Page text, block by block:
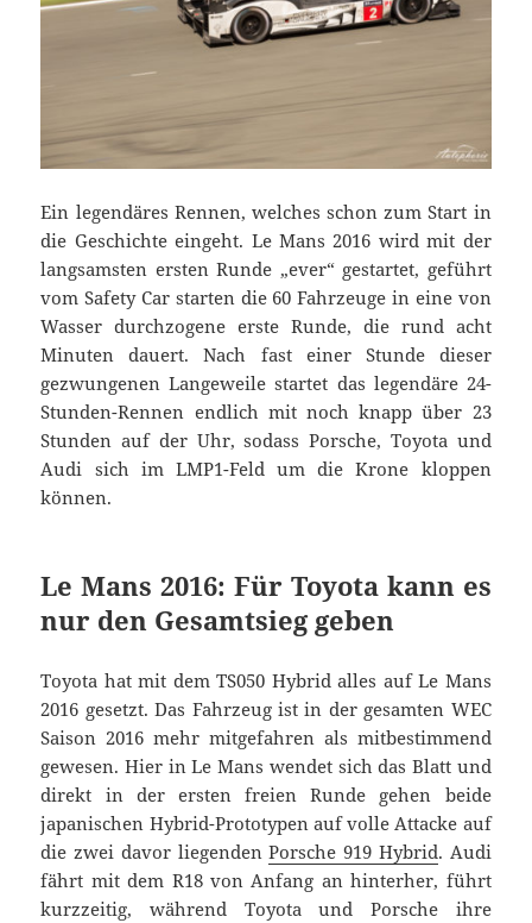
Ein legendäres Rennen, welches schon zum Start in
die Geschichte eingeht. Le Mans 2016 wird mit der
langsamsten ersten Runde „ever“ gestartet, geführt
vom Safety Car starten die 60 Fahrzeuge in eine von
Wasser durchzogene erste Runde, die rund acht
Minuten dauert. Nach fast einer Stunde dieser
gezwungenen Langeweile startet das legendäre 24-
Stunden-Rennen endlich mit noch knapp über 23
Stunden auf der Uhr, sodass Porsche, Toyota und
Audi sich im LMP1-Feld um die Krone kloppen
können.
Le Mans 2016: Für Toyota kann es
nur den Gesamtsieg geben
Toyota hat mit dem TS050 Hybrid alles auf Le Mans
2016 gesetzt. Das Fahrzeug ist in der gesamten WEC
Saison 2016 mehr mitgefahren als mitbestimmend
gewesen. Hier in Le Mans wendet sich das Blatt und
direkt in der ersten freien Runde gehen beide
japanischen Hybrid-Prototypen auf volle Attacke auf
die zwei davor liegendenPorsche 919 Hybrid. Audi
fährt mit dem R18 von Anfang an hinterher, führt
kurzzeitig, während Toyota und Porsche ihre